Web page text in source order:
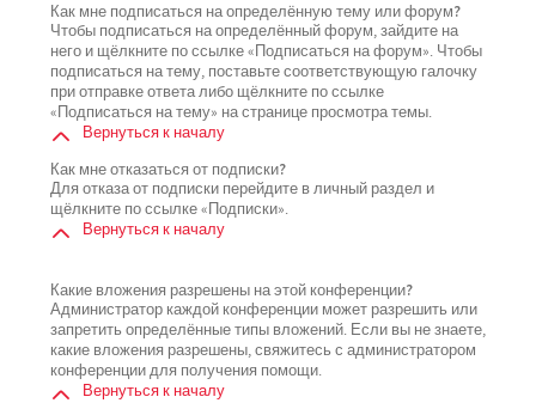
Как мне подписаться на определённую тему или форум?
Чтобы подписаться на определённый форум, зайдите на
него и щёлкните по ссылке «Подписаться на форум». Чтобы
подписаться на тему, поставьте соответствующую галочку
при отправке ответа либо щёлкните по ссылке
«Подписаться на тему» на странице просмотра темы.
Вернуться к началу
Как мне отказаться от подписки?
Для отказа от подписки перейдите в личный раздел и
щёлкните по ссылке «Подписки».
Вернуться к началу
Какие вложения разрешены на этой конференции?
Администратор каждой конференции может разрешить или
запретить определённые типы вложений. Если вы не знаете,
какие вложения разрешены, свяжитесь с администратором
конференции для получения помощи.
Вернуться к началу